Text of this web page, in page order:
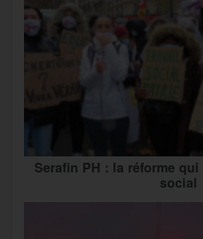
Serafin PH : la réforme
social